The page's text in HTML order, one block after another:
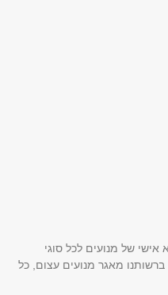
אישי של מנועים לכל סוגי
מאגר מנועים עצום, כל